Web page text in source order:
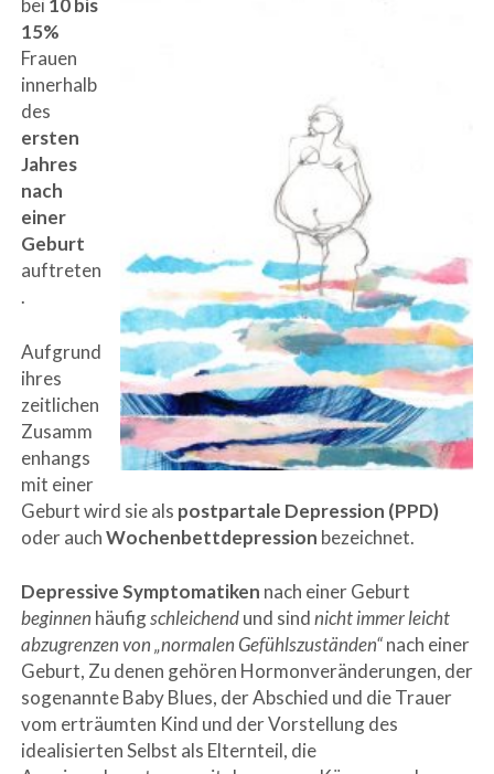
bei 10 bis
15%
Frauen
innerhalb
des
ersten
Jahres
nach
einer
Geburt
auftreten
.
Aufgrund
ihres
zeitlichen
Zusamm
enhangs
mit einer
Geburt wird sie als postpartale Depression (PPD)
oder auchWochenbettdepression bezeichnet.
Depressive Symptomatiken nach einer Geburt
beginnen häufigschleichendund sindnicht immer leicht
abzugrenzen von „normalen Gefühlszuständen“nach einer
Geburt, Zu denen gehören Hormonveränderungen, der
sogenannte Baby Blues, der Abschied und die Trauer
vom erträumten Kind und der Vorstellung des
idealisierten Selbst als Elternteil, die